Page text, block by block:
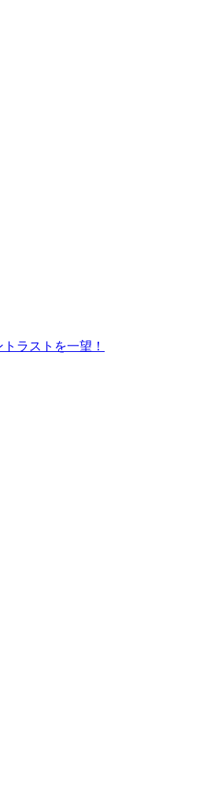
ラストを一望！